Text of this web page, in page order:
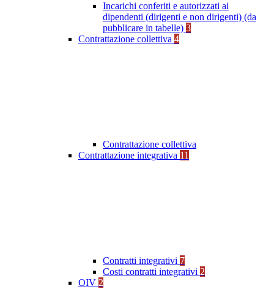
Incarichi conferiti e autorizzati ai
dipendenti (dirigenti e non dirigenti) (da
pubblicare in tabelle) 3
Contrattazione collettiva 4
Contrattazione collettiva
Contrattazione integrativa 11
Contratti integrativi 7
Costi contratti integrativi 2
OIV 2